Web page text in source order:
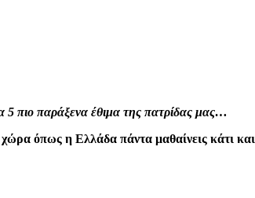
πιο παράξενα έθιμα της πατρίδας μας…
όπως η Ελλάδα πάντα μαθαίνεις κάτι